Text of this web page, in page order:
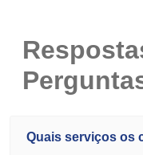
Quais serviços os